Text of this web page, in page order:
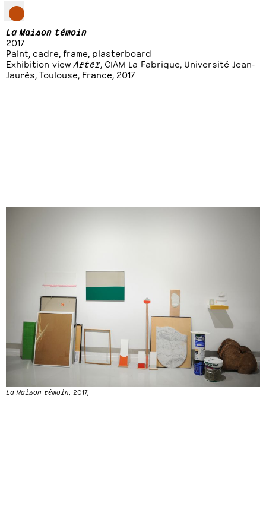
La Maison témoin
2017
Paint, cadre, frame, plasterboard
Exhibition view After , CIAM La Fabrique, Université Jean-
Jaurès, Toulouse, France, 2017
La Maison témoin, 2017,